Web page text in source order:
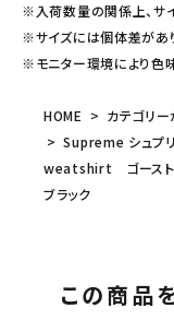
※入荷数量の関係上、サ
※サイズには個体差があ
※モニター環境により色
HOME カテゴリ
Supreme シュ
weatshirt ゴーストフ
ブラック
この商品